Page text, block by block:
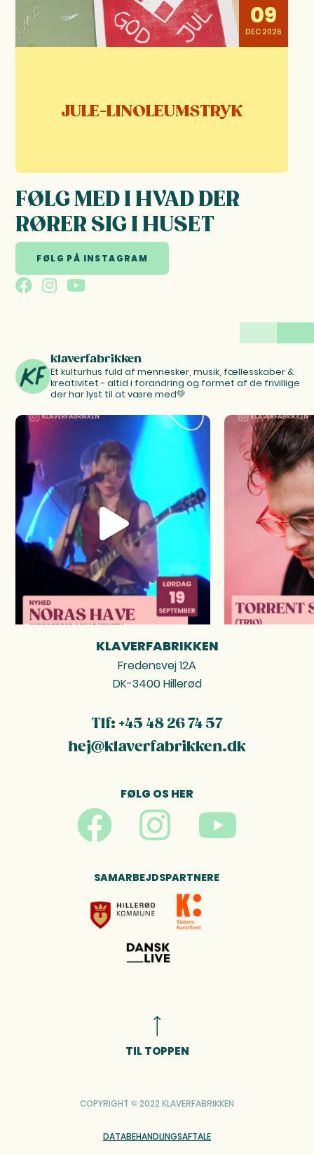
09
DEC 2026
JULE-LINOLEUMSTRYK
FØLG MED I HVAD DER
RØRER SIG I HUSET
FØLG PÅ INSTAGRAM
klaverfabrikken
Et kulturhus fuld af mennesker, musik, fællesskaber &
kreativitet - altid i forandring og formet af de frivillige
der har lyst til at være med💚
KLAVERFABRIKKEN
Fredensvej 12A
DK-3400 Hillerød
Tlf: +45 48 26 74 57
hej@klaverfabrikken.dk
FØLG OS HER
SAMARBEJDSPARTNERE
TIL TOPPEN
COPYRIGHT © 2022 KLAVERFABRIKKEN
DATABEHANDLINGSAFTALE